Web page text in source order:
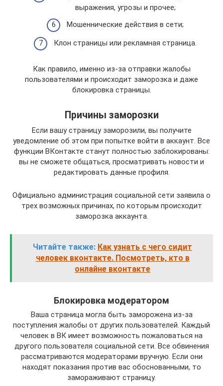
выражения, угрозы и прочее;
Мошеннические действия в сети;
Клон страницы или рекламная страница.
Как правило, именно из-за отправки жалобы
пользователями и происходит заморозка и даже
блокировка страницы.
Причины заморозки
Если вашу страницу заморозили, вы получите
уведомление об этом при попытке войти в аккаунт. Все
функции ВКонтакте станут полностью заблокированы:
вы не сможете общаться, просматривать новости и
редактировать данные профиля.
Официально администрация социальной сети заявила о
трех возможных причинах, по которым происходит
заморозка аккаунта.
Читайте также: Как узнать с чего сидит
человек вконтакте. Посмотреть, кто в
онлайне вконтакте
Блокировка модератором
Ваша страница могла быть заморожена из-за
поступления жалобы от других пользователей. Каждый
человек в ВК имеет возможность пожаловаться на
другого пользователя социальной сети. Все обвинения
рассматриваются модераторами вручную. Если они
находят показания против вас обоснованными, то
замораживают страницу.